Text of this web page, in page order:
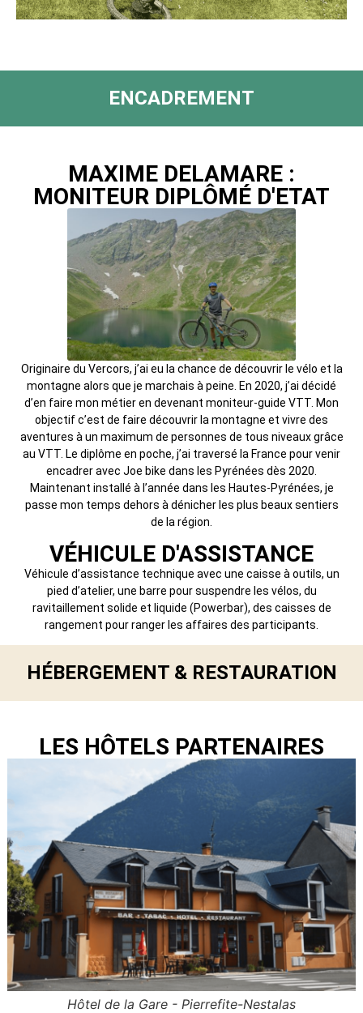
ENCADREMENT
MAXIME DELAMARE :
MONITEUR DIPLÔMÉ D'ETAT
Originaire du Vercors, j’ai eu la chance de découvrir le vélo et la
montagne alors que je marchais à peine. En 2020, j’ai décidé
d’en faire mon métier en devenant moniteur-guide VTT. Mon
objectif c’est de faire découvrir la montagne et vivre des
aventures à un maximum de personnes de tous niveaux grâce
au VTT. Le diplôme en poche, j’ai traversé la France pour venir
encadrer avec Joe bike dans les Pyrénées dès 2020.
Maintenant installé à l’année dans les Hautes-Pyrénées, je
passe mon temps dehors à dénicher les plus beaux sentiers
de la région.
VÉHICULE D'ASSISTANCE
Véhicule d’assistance technique avec une caisse à outils, un
pied d’atelier, une barre pour suspendre les vélos, du
ravitaillement solide et liquide (Powerbar), des caisses de
rangement pour ranger les affaires des participants.
HÉBERGEMENT & RESTAURATION
LES HÔTELS PARTENAIRES
Hôtel de la Gare - Pierrefite-Nestalas